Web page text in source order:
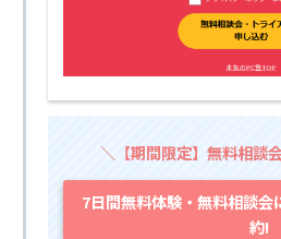
＼【期間限定】無料相談
7日間無料体験・無料相談
約!